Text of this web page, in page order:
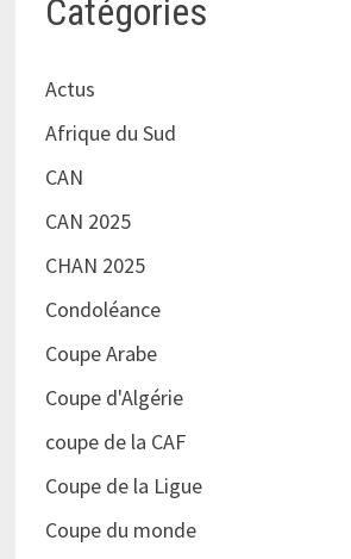
Catégories
Actus
Afrique du Sud
CAN
CAN 2025
CHAN 2025
Condoléance
Coupe Arabe
Coupe d'Algérie
coupe de la CAF
Coupe de la Ligue
Coupe du monde